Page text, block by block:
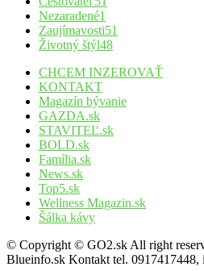
Nezaradené1
Zaujímavosti51
Životný štýl48
CHCEM INZEROVAŤ
KONTAKT
Magazín bývanie
GAZDA.sk
STAVITEĽ.sk
BOLD.sk
Família.sk
News.sk
Top5.sk
Wellness Magazin.sk
Šálka kávy
© Copyright © GO2.sk All right
Blueinfo.sk Kontakt tel. 0917417448,